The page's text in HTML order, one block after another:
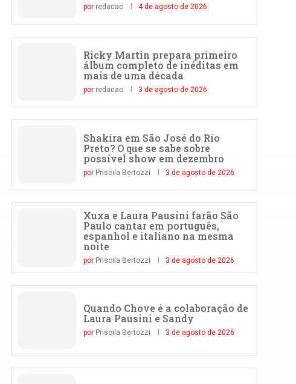
por redacao 4 de agosto de 2026
Ricky Martin prepara primeiro
álbum completo de inéditas em
mais de uma década
por redacao 3 de agosto de 2026
Shakira em São José do Rio
Preto? O que se sabe sobre
possível show em dezembro
por Priscila Bertozzi 3 de agosto de 2026
Xuxa e Laura Pausini farão São
Paulo cantar em português,
espanhol e italiano na mesma
noite
por Priscila Bertozzi 3 de agosto de 2026
Quando Chove é a colaboração de
Laura Pausini e Sandy
por Priscila Bertozzi 3 de agosto de 2026